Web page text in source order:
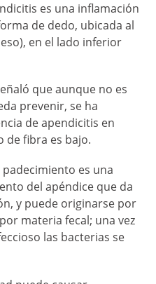
es una inflamación
de dedo, ubicada al
en el lado inferior
que aunque no es
prevenir, se ha
de apendicitis en
de fibra es bajo.
padecimiento es una
del apéndice que da
y puede originarse por
materia fecal; una vez
las bacterias se